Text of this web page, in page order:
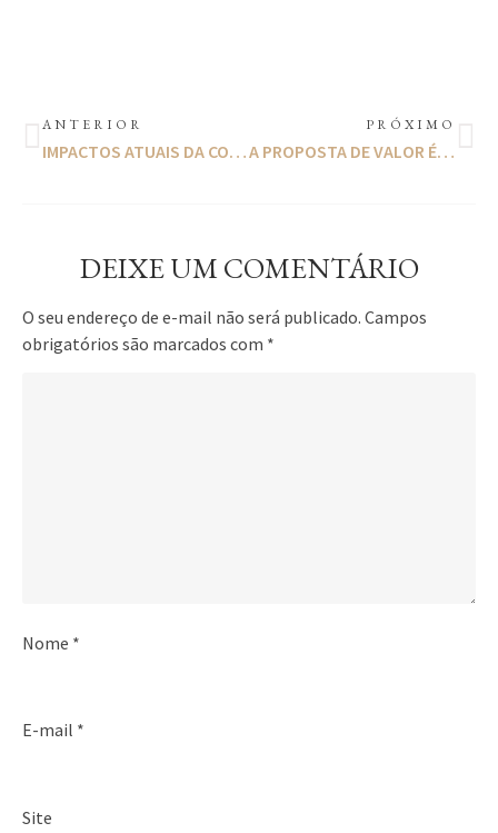
ANTERIOR
IMPACTOS ATUAIS DA COVID-19 NA EDUCAÇÃO BRASILEIRA
PRÓXIMO
A PROPOSTA DE VALOR É O DNA DO SEU NEGÓCIO
DEIXE UM COMENTÁRIO
O seu endereço de e-mail não será publicado. Campos
obrigatórios são marcados com *
Nome *
E-mail *
Site